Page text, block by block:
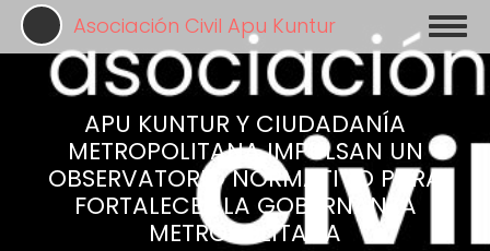
Pasar
contenido
principal
Asociación Civil Apu Kuntur
APU KUNTUR Y CIUDADANÍA
METROPOLITANA IMPULSAN UN
OBSERVATORIO NORMATIVO PARA
FORTALECER LA GOBERNANZA
METROPOLITANA